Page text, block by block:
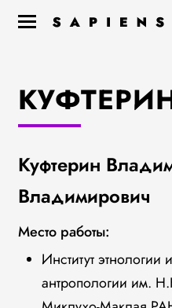
Куфтерин
Владимирович
Место работы:
Институт этнологии и
антропологии им.